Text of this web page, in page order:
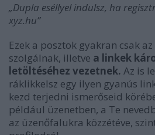
„Dupla eséllyel indulsz, ha
xyz.hu”
Ezek a posztok gyakran csak
szolgálnak, illetve a linkek
letöltéséhez vezetnek. Az is
ráklikkelsz egy ilyen gyanús
kezd terjedni ismerőseid
például üzenetben, a Te
az üzenőfalukra közzétéve,